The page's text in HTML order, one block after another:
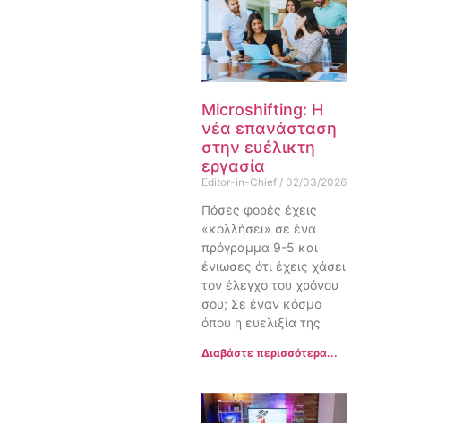
Microshifting: Η
νέα επανάσταση
στην ευέλικτη
εργασία
Editor-in-Chief 02/03/2026
Πόσες φορές έχεις
«κολλήσει» σε ένα
πρόγραμμα 9-5 και
ένιωσες ότι έχεις χάσει
τον έλεγχο του χρόνου
σου; Σε έναν κόσμο
όπου η ευελιξία της
Διαβάστε περισσότερα...